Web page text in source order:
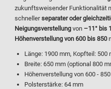
zukunftsweisender Funktionalität
schnellerseparater oder
Neigungsverstellung von –11° bis
Höhenverstellung von 600 bis 850
Länge: 1900 mm, Kopfteil: 500
Breite: 650 mm (optional 800
Höhenverstellung von 600 -
Polsterstärke: 64 mm